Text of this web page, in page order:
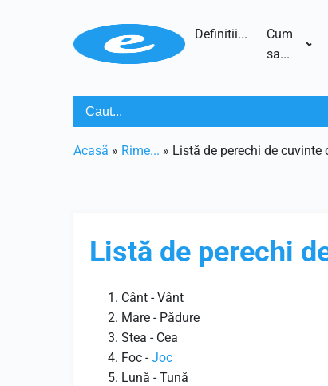
Definitii...
Cum
sa...
Acasã » Rime... » Listă de perechi de cuvinte
Listă de perechi
Cânt - Vânt
Mare - Pădure
Stea - Cea
Foc -Joc
Lună - Tună